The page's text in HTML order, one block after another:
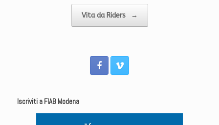
Vita da Riders →
Iscriviti a FIAB Modena